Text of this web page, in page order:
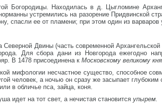
Богородицы. Находилась в д. Цыгломине
устремились на разорение Придвинской
спасли ее от пламени; при этом один из
Северной Двины (часть современной
Для сбора дани из Новгорода ежегодно
В 1478 присоединена к Московскому великому
мифологии несчастное существо, способное
человек, а ночью он сразу же засыпает
в обличье пса, зайца, коня.
идет на тот свет, а нечистая становится упырем.